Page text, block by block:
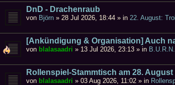
DnD - Drachenraub
von Björn » 28 Jul 2026, 18:44 » in 22. August:
[Ankündigung & Organisation] Auch
von blalasaadri » 13 Jul 2026, 23:13 » in
Rollenspiel-Stammtisch am 28.
von blalasaadri » 03 Aug 2026, 11:02 » in